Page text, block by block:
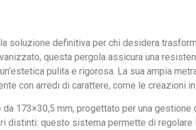
soluzione definitiva per chi desidera
questa pergola assicura una
pulita e rigorosa. La sua ampia
con arredi di carattere, come le creazioni
173×30,5 mm, progettato per una gestione
questo sistema permette di regolare